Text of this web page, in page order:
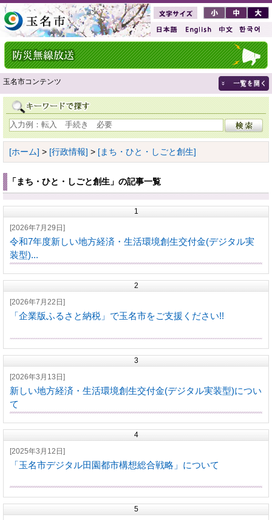
玉名市コンテンツ
[ホーム] > [行政情報] > [まち・ひと・しごと創生]
「まち・ひと・しごと創生」の記事一覧
1
[2026年7月29日]
令和7年度新しい地方経済・生活環境創生交付金(デジタル実
装型)...
2
[2026年7月22日]
「企業版ふるさと納税」で玉名市をご支援ください!!
3
[2026年3月13日]
新しい地方経済・生活環境創生交付金(デジタル実装型)につい
て
4
[2025年3月12日]
「玉名市デジタル田園都市構想総合戦略」について
5